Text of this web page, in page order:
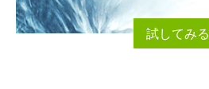
試してみる